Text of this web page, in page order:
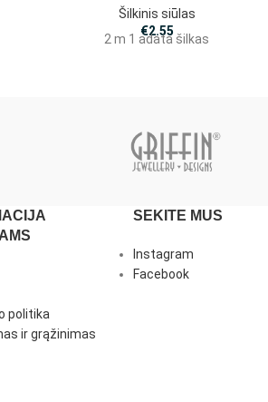
Šilkinis siūlas
€2.55
2 m 1 adata šilkas
politika
ir grąžinimas
SEKITE MUS
Instagram
Facebook